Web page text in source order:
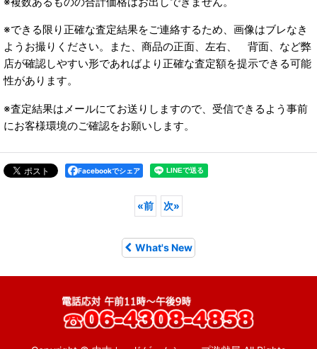
※できる限り正確な査定結果をご連絡するため、画像はブレなき
ようお撮りください。また、商品の正面、左右、 背面、など弊
店が確認しやすい形であればより正確な査定額を提示できる可能
性があります。
※査定結果はメールにてお送りしますので、受信できるよう事前
にお客様環境のご確認をお願いします。
Facebookでシェア
«前 次»
What's New